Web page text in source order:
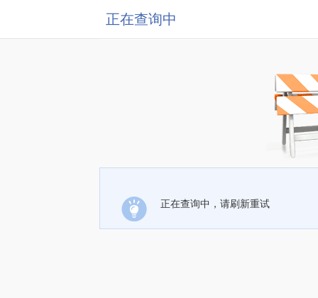
正在查询中
正在查询中，请刷新重试